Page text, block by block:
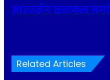
भारतसँग छलफल
Related Articles